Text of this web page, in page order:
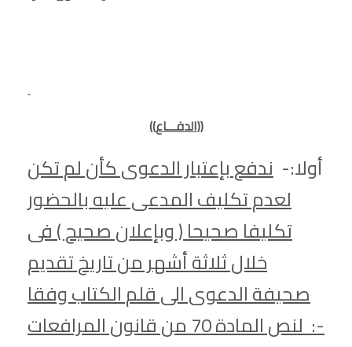
((الدفـــاع))
أولا:- ندفع بإعتبار الدعوى كأن لم تكن
لعدم تكليف المدعى عليه بالحضور
تكليفا صحيحا ( وبإعلان صحيح ) فى
خلال ثلاثة أشهر من تاريخ تقديم
صحيفة الدعوى الى قلم الكتاب وفقا
لنص المادة 70 من قانون المرافعات :-